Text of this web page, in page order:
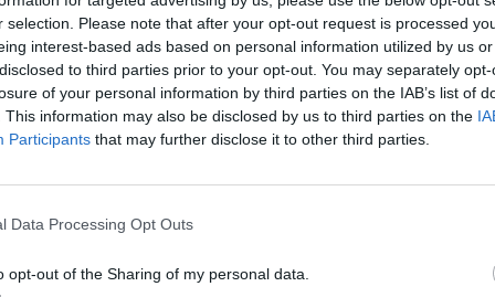
selection. Please note that after your opt-out request is processed
interest-based ads based on personal information utilized by us
to third parties prior to your opt-out. You may separately
of your personal information by third parties on the IAB’s list of
This information may also be disclosed by us to third parties on the
Participants that may further disclose it to other third parties.
Data Processing Opt Outs
opt-out of the Sharing of my personal data.
Κνωσού – Το «μπαλάκι» των αρμοδιοτήτων
στατικός έλεγχος ή κάποια... Περισσότερα
το τελικό “trial run”
ώρες, τα δοκιμαστικά
– Ετοιμάζονται 20 νέες ταβέρνες
για τη φετινή